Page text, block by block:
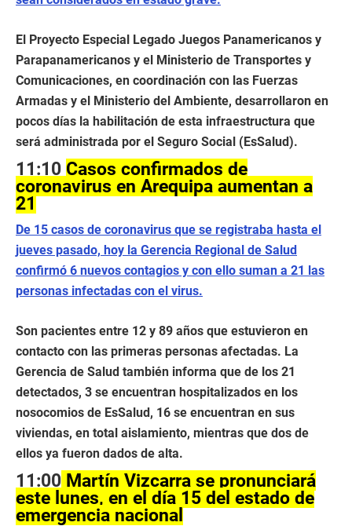
El Proyecto Especial Legado Juegos Panamericanos y
Parapanamericanos y el Ministerio de Transportes y
Comunicaciones, en coordinación con las Fuerzas
Armadas y el Ministerio del Ambiente, desarrollaron en
pocos días la habilitación de esta infraestructura que
será administrada por el Seguro Social (EsSalud).
11:10 Casos confirmados de
coronavirus en Arequipa aumentan a
21
De 15 casos de coronavirus que se registraba hasta el
jueves pasado, hoy la Gerencia Regional de Salud
confirmó 6 nuevos contagios y con ello suman a 21 las
personas infectadas con el virus.
Son pacientes entre 12 y 89 años que estuvieron en
contacto con las primeras personas afectadas. La
Gerencia de Salud también informa que de los 21
detectados, 3 se encuentran hospitalizados en los
nosocomios de EsSalud, 16 se encuentran en sus
viviendas, en total aislamiento, mientras que dos de
ellos ya fueron dados de alta.
11:00 Martín Vizcarra se pronunciará
este lunes, en el día 15 del estado de
emergencia nacional